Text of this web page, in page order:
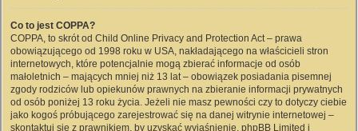
Co to jest COPPA?
COPPA, to skrót od Child Online Privacy and Protection Act – prawa
obowiązującego od 1998 roku w USA, nakładającego na właścicieli stron
internetowych, które potencjalnie mogą zbierać informacje od osób
małoletnich – mających mniej niż 13 lat – obowiązek posiadania pisemnej
zgody rodziców lub opiekunów prawnych na zbieranie informacji prywatnych
od osób poniżej 13 roku życia. Jeżeli nie masz pewności czy to dotyczy ciebie
jako kogoś próbującego zarejestrować się na danej witrynie internetowej –
skontaktuj się z prawnikiem, by uzyskać wyjaśnienie. phpBB Limited i